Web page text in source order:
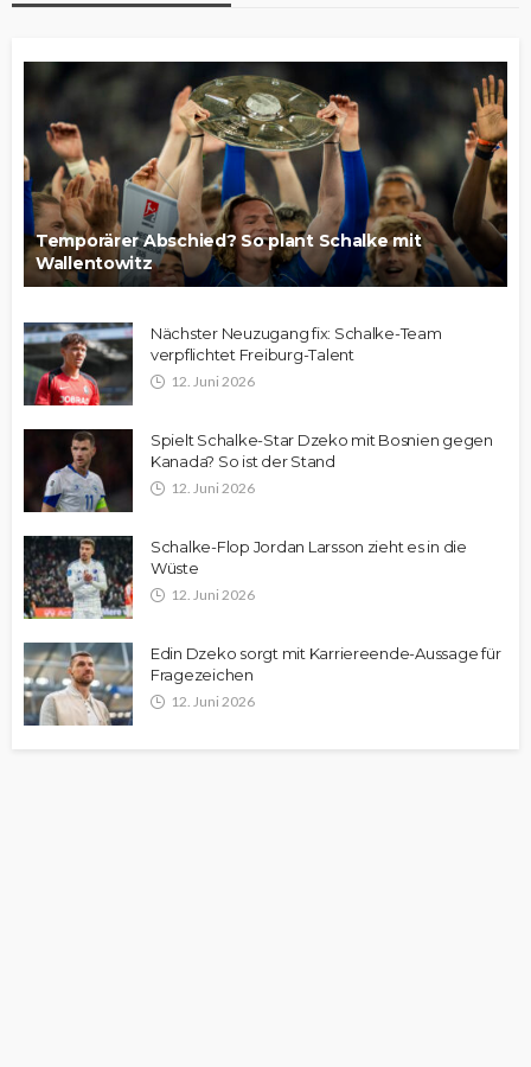
Temporärer Abschied? So plant Schalke mit
Wallentowitz
Nächster Neuzugang fix: Schalke-Team
verpflichtet Freiburg-Talent
12. Juni 2026
Spielt Schalke-Star Dzeko mit Bosnien gegen
Kanada? So ist der Stand
12. Juni 2026
Schalke-Flop Jordan Larsson zieht es in die
Wüste
12. Juni 2026
Edin Dzeko sorgt mit Karriereende-Aussage für
Fragezeichen
12. Juni 2026